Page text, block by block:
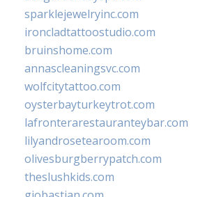
sparklejewelryinc.com
ironcladtattoostudio.com
bruinshome.com
annascleaningsvc.com
wolfcitytattoo.com
oysterbayturkeytrot.com
lafronterarestauranteybar.com
lilyandrosetearoom.com
olivesburgberrypatch.com
theslushkids.com